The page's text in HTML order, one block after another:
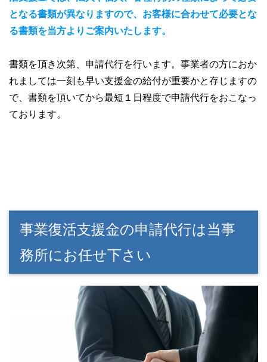
となる書類が異なりますので、お客様に合わせて必要とな
る書類を当方よりご案内いたします。
書類を頂き次第、申請代行を行います。事業者の方におか
れましては一刻も早い支援金の給付が重要かと存じますの
で、書類を頂いてから最短１日程度で申請代行をおこなっ
ております。
事業復活支援金の申請代行は当事
務所にお任せ下さい